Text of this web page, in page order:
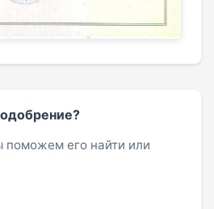
его найти или